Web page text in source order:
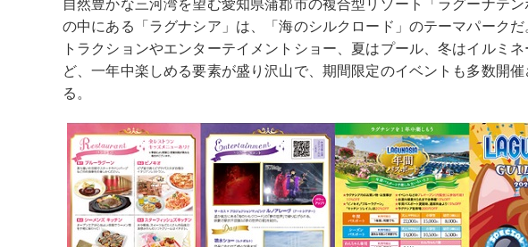
自然豊かな三河湾を望む愛知県蒲郡市の複合型リゾート「ラグーナテ
の中にある「ラグナシア」は、「海のシルクロード」のテーマパーク
トラクションやエンターテイメントショー、夏はプール、冬はイルミ
ど、一年中楽しめる要素が盛り沢山で、期間限定のイベントも多数開
る。